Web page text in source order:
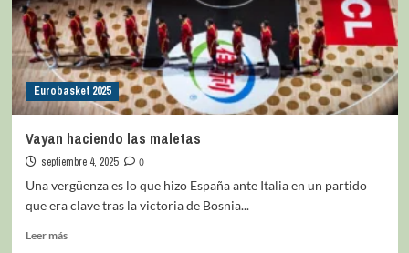
Eurobasket 2025
Vayan haciendo las maletas
septiembre 4, 2025
0
Una vergüenza es lo que hizo España ante Italia en un partido
que era clave tras la victoria de Bosnia...
Leer más